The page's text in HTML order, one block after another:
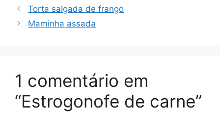
Torta salgada de frango
Maminha assada
1 comentário em
“Estrogonofe de carne”